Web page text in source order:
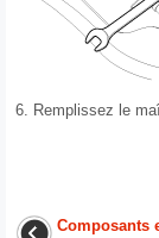
6. Remplissez le
Composants